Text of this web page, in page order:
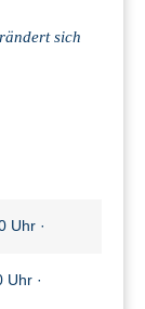
sich
Uhr ·
Uhr ·